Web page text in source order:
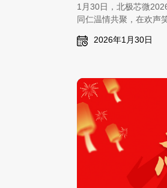
1月30日，北极芯微
同仁温情共聚，在欢声
2026年1月30日